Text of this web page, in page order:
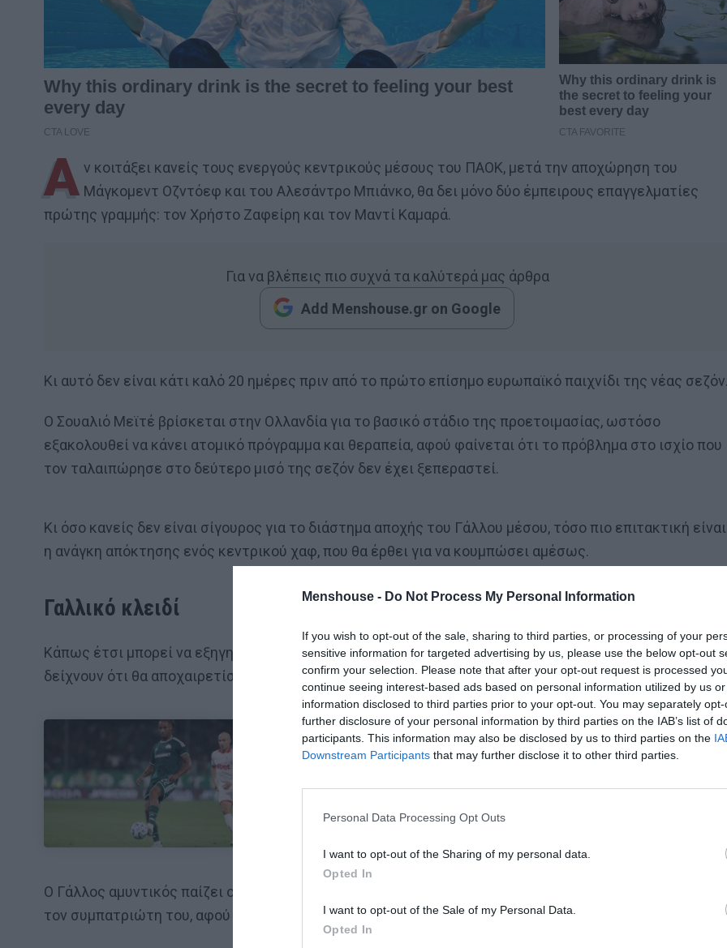
Menshouse - Do Not Process My Personal Information
If you wish to opt-out of the sale, sharing to third parties, or processing of your
sensitive information for targeted advertising by us, please use the below opt-out
confirm your selection. Please note that after your opt-out request is processed
continue seeing interest-based ads based on personal information utilized by us
information disclosed to third parties prior to your opt-out. You may separately
further disclosure of your personal information by third parties on the IAB’s list of
participants. This information may also be disclosed by us to third parties on the
Downstream Participants that may further disclose it to other third parties.
Personal Data Processing Opt Outs
I want to opt-out of the Sharing of my personal data.
Opted In
I want to opt-out of the Sale of my Personal Data.
Opted In
Α ν κοιτάξει κανείς τους ενεργούς κεντρικούς μέσους του ΠΑΟΚ, μετά την αποχώρηση του
Μάγκομεντ Οζντόεφ και του Αλεσάντρο Μπιάνκο, θα δει μόνο δύο έμπειρους επαγγελματίες
πρώτης γραμμής: τον Χρήστο Ζαφείρη και τον Μαντί Καμαρά.
Για να βλέπεις πιο συχνά τα καλύτερά μας άρθρα
Add Menshouse.gr on Google
Κι αυτό δεν είναι κάτι καλό 20 ημέρες πριν από το πρώτο επίσημο ευρωπαϊκό παιχνίδι της νέας
Ο Σουαλιό Μεϊτέ βρίσκεται στην Ολλανδία για το βασικό στάδιο της προετοιμασίας, ωστόσο
εξακολουθεί να κάνει ατομικό πρόγραμμα και θεραπεία, αφού φαίνεται ότι το πρόβλημα στο ισχίο που
τον ταλαιπώρησε στο δεύτερο μισό της σεζόν δεν έχει ξεπεραστεί.
Κι όσο κανείς δεν είναι σίγουρος για το διάστημα αποχής του Γάλλου μέσου, τόσο πιο επιτακτική είναι
η ανάγκη απόκτησης ενός κεντρικού χαφ, που θα έρθει για να κουμπώσει αμέσως.
Γαλλικό κλειδί
Κάπως έτσι μπορεί να εξηγηθεί η επιμονή του ΠΑΟΚ για τον Μπαπτίστ Σανταμαρία, ο οποίος όλα
δείχνουν ότι θα αποχαιρετίσει την Βαλένθια μετά από ένα χρόνο στις νυχτερίδες.
Ο Γάλλος αμυντικός παίζει ουσιαστικά τη θέση του Μεϊτέ, αλλά με εντελώς διαφορετικό τρόπο από
τον συμπατριώτη του, αφού έχει εντελώς άλλα χαρακτηριστικά.